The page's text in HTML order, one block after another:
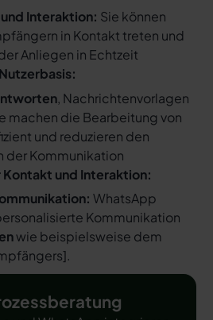
Interaktion: Sie können
in Kontakt treten und
Anliegen in Echtzeit
, Nachrichtenvorlagen
machen die Bearbeitung von
und reduzieren den
der Kommunikation
und Interaktion:
WhatsApp
Kommunikation
wie beispielsweise dem
].